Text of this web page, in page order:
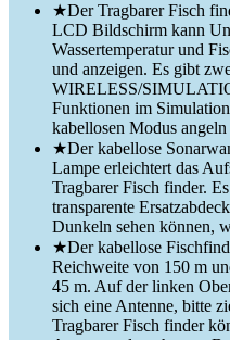
★Der Tragbarer Fisch
LCD Bildschirm kann
Wassertemperatur und
und anzeigen. Es gibt
WIRELESS/
Funktionen im
kabellosen Modus angeln
★Der kabellose
Lampe erleichtert das
Tragbarer Fisch finder.
transparente
Dunkeln sehen können,
★Der kabellose
Reichweite von 150 m
45 m. Auf der linken
sich eine Antenne, bitte
Tragbarer Fisch finder